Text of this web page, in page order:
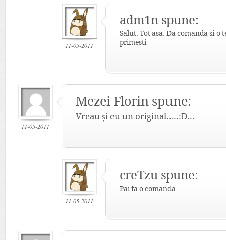
11-05-2011
adm1n spune:
Salut. Tot asa. Da comanda si-
primesti
11-05-2011
Mezei Florin spune:
Vreau și eu un original…..:D…
11-05-2011
creTzu spune:
Pai fa o comanda …